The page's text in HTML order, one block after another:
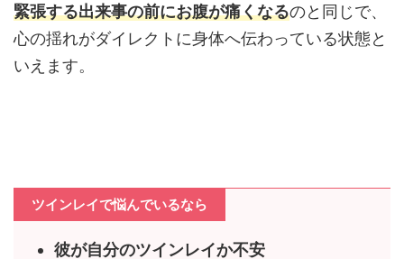
緊張する出来事の前にお腹が痛くなるのと同じで、
心の揺れがダイレクトに身体へ伝わっている状態と
いえます。
ツインレイで悩んでいるなら
彼が自分のツインレイか不安